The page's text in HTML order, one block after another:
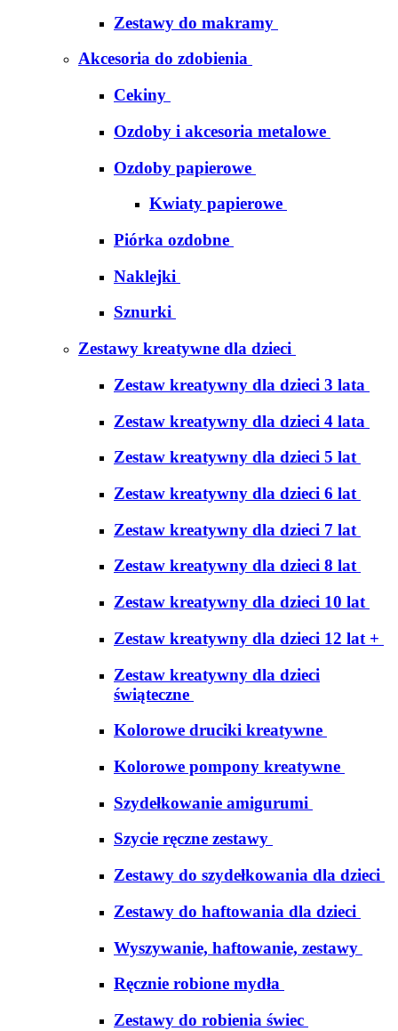
Zestawy do makramy
Akcesoria do zdobienia
Cekiny
Ozdoby i akcesoria metalowe
Ozdoby papierowe
Kwiaty papierowe
Piórka ozdobne
Naklejki
Sznurki
Zestawy kreatywne dla dzieci
Zestaw kreatywny dla dzieci 3 lata
Zestaw kreatywny dla dzieci 4 lata
Zestaw kreatywny dla dzieci 5 lat
Zestaw kreatywny dla dzieci 6 lat
Zestaw kreatywny dla dzieci 7 lat
Zestaw kreatywny dla dzieci 8 lat
Zestaw kreatywny dla dzieci 10 lat
Zestaw kreatywny dla dzieci 12 lat +
Zestaw kreatywny dla dzieci
świąteczne
Kolorowe druciki kreatywne
Kolorowe pompony kreatywne
Szydełkowanie amigurumi
Szycie ręczne zestawy
Zestawy do szydełkowania dla dzieci
Zestawy do haftowania dla dzieci
Wyszywanie, haftowanie, zestawy
Ręcznie robione mydła
Zestawy do robienia świec